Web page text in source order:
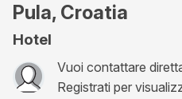
Pula, Croatia
Hotel
Vuoi contattare
Registrati per